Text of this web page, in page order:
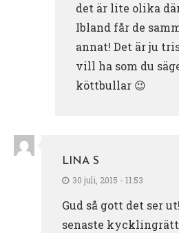
det är lite olika
Ibland får de
annat! Det är ju
vill ha som du
köttbullar 😉
LINA S
30 juli, 2015 - 11:53
Gud så gott det ser
senaste kycklingrätt